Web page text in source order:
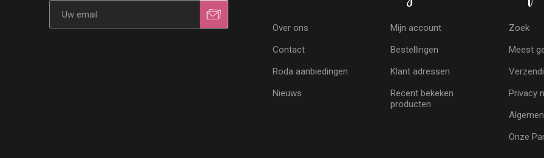
Over ons
Contact
Roda aanbiedingen
Nieuws
Mijn account
Bestellingen
Klant adressen
Recent bekeken
producten
Zoek
Meest
Privacy
Onze